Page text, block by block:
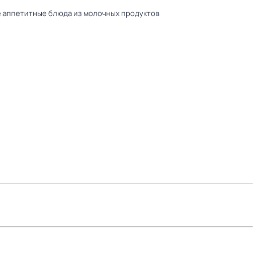
блюда из молочных продуктов